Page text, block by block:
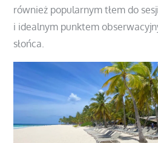
również popularnym tłem do
i idealnym punktem
słońca.